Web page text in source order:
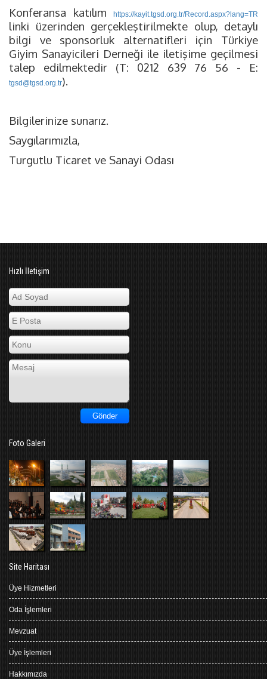
Konferansa katılım
https://kayit.tgsd.org.tr/Record.aspx?lang=TR
linki üzerinden gerçekleştirilmekte olup, detaylı
bilgi ve sponsorluk alternatifleri için Türkiye
Giyim Sanayicileri Derneği ile iletişime geçilmesi
talep edilmektedir (T: 0212 639 76 56 - E:
tgsd@tgsd.org.tr).
Bilgilerinize sunarız.
Saygılarımızla,
Turgutlu Ticaret ve Sanayi Odası
Hızlı İletişim
Foto Galeri
Site Haritası
Üye Hizmetleri
Oda İşlemleri
Mevzuat
Üye İşlemleri
Hakkımızda